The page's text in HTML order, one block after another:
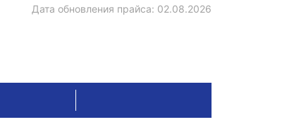
Дата обновления прайса: 02.08.2026